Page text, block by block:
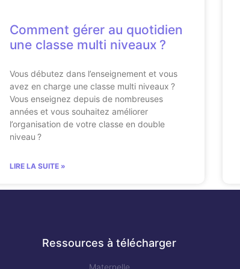
Comment gérer au quotidien
une classe multi niveaux ?
Vous débutez dans l’enseignement et vous
avez en charge une classe multi niveaux ?
Vous enseignez depuis de nombreuses
années et vous souhaitez améliorer
l’organisation de votre classe en double
niveau ?
LIRE LA SUITE »
Ressources à télécharger
Maternelle